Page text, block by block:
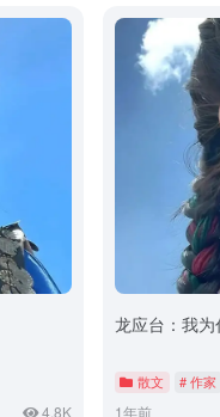
4.8K
龙应台：我
散文 # 作家
1年前